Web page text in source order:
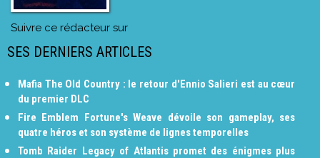
Suivre ce rédacteur sur
SES DERNIERS ARTICLES
Mafia The Old Country : le retour d'Ennio Salieri est au cœur
du premier DLC
Fire Emblem Fortune's Weave dévoile son gameplay, ses
quatre héros et son système de lignes temporelles
Tomb Raider Legacy of Atlantis promet des énigmes plus